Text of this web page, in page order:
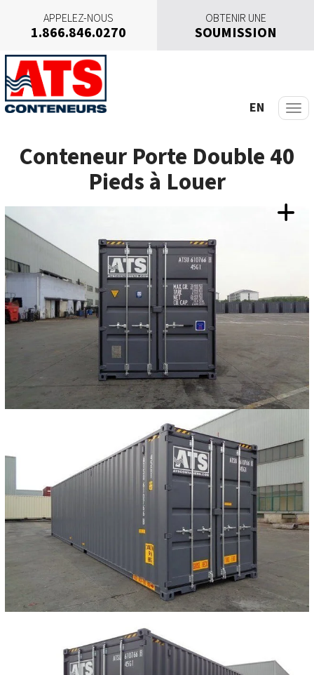
A
APPELEZ-NOUS
1.866.846.0270
OBTENIR UNE
SOUMISSION
EN
Conteneur Porte Double 40
Pieds à Louer